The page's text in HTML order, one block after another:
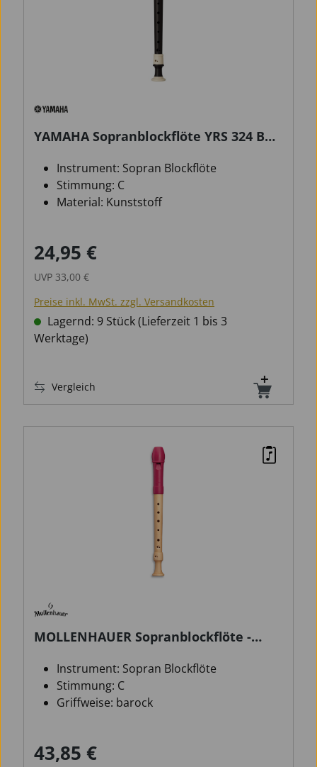
YAMAHA Sopranblockflöte YRS 324 B
Instrument: Sopran Blockflöte
Stimmung: C
Material: Kunststoff
Verkaufspreis:
24,95 €
UVP 33,00 €
Preise inkl. MwSt. zzgl. Versandkosten
Lagernd: 9 Stück (Lieferzeit 1 bis 3
Werktage)
Vergleich
MOLLENHAUER Sopranblockflöte -
Instrument: Sopran Blockflöte
Stimmung: C
Griffweise: barock
Verkaufspreis:
43,85 €